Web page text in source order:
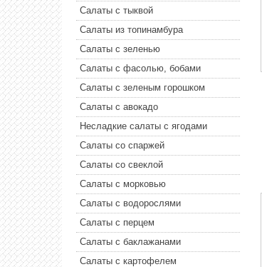
Салаты с тыквой
Салаты из топинамбура
Салаты с зеленью
Салаты с фасолью, бобами
Салаты с зеленым горошком
Салаты с авокадо
Несладкие салаты с ягодами
Салаты со спаржей
Салаты со свеклой
Салаты с морковью
Салаты с водорослями
Салаты с перцем
Салаты с баклажанами
Салаты с картофелем